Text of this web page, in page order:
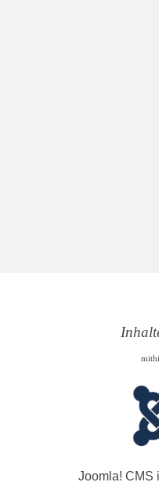
Joomla! CMS